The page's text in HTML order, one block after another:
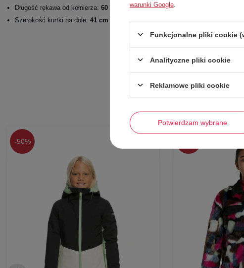
Długość rękawa od kołnierza: 60 cm
Szerokość kurtki na dole: 41 cm
-50%
warunki Google
Funkcjonalne pliki cookie
Analityczne pliki cookie
Reklamowe pliki cookie
Potwierdzam wybrane